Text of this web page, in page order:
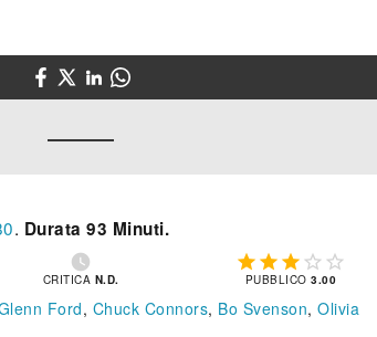
. Durata 93 Minuti.

CRITICA N.D.
    
PUBBLICO3.00
Ford, Chuck Connors, Bo Svenson, Olivia